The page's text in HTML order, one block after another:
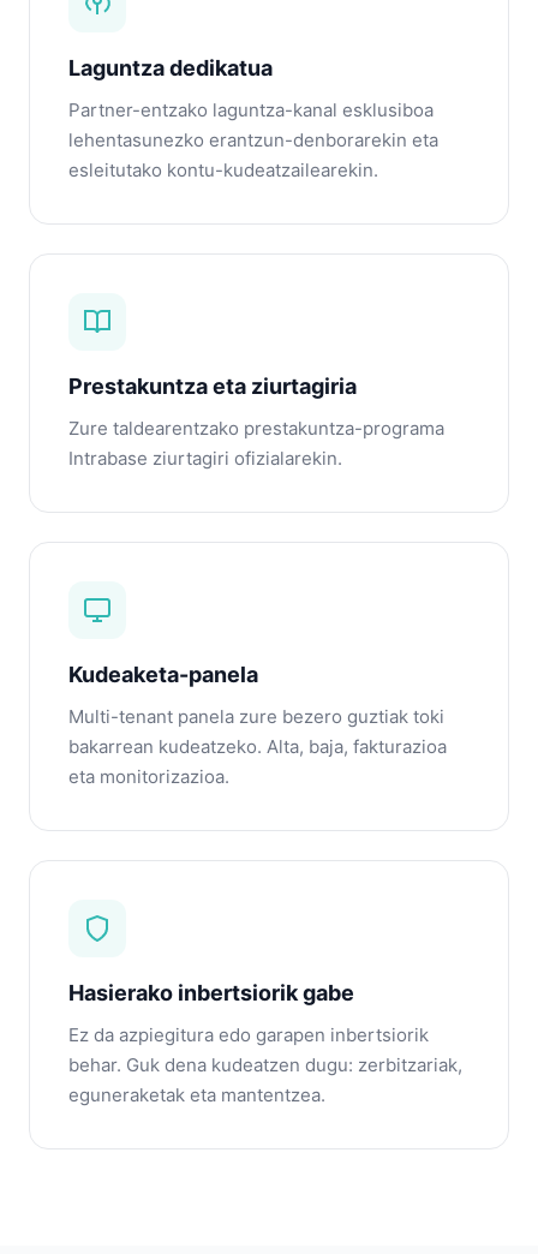
Laguntza dedikatua
Partner-entzako laguntza-kanal esklusiboa
lehentasunezko erantzun-denborarekin eta
esleitutako kontu-kudeatzailearekin.
Prestakuntza eta ziurtagiria
Zure taldearentzako prestakuntza-programa
Intrabase ziurtagiri ofizialarekin.
Kudeaketa-panela
Multi-tenant panela zure bezero guztiak toki
bakarrean kudeatzeko. Alta, baja, fakturazioa
eta monitorizazioa.
Hasierako inbertsiorik gabe
Ez da azpiegitura edo garapen inbertsiorik
behar. Guk dena kudeatzen dugu: zerbitzariak,
eguneraketak eta mantentzea.